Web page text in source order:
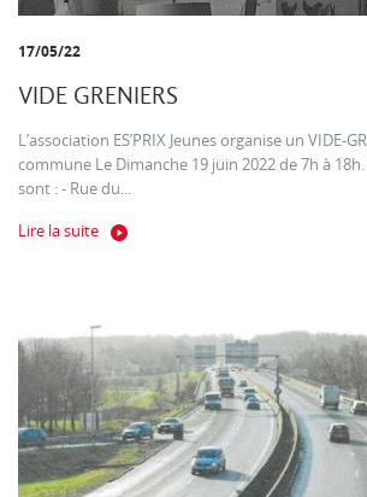
17/05/22
VIDE GRENIERS
L’association ES’PRIX Jeunes organise un VIDE-
commune Le Dimanche 19 juin 2022 de 7h à
sont : - Rue du...
Lire la suite